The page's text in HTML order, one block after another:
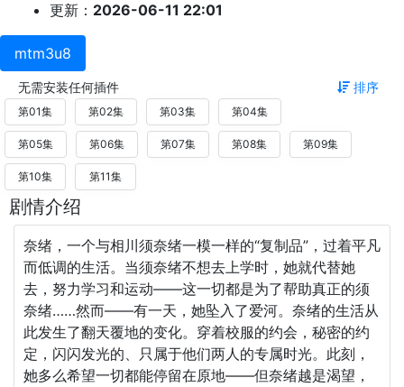
更新： 2026-06-11 22:01
mtm3u8
无需安装任何插件 排序
第01集 第02集 第03集 第04集
第05集 第06集 第07集 第08集 第09集
第10集 第11集
剧情介绍
奈绪，一个与相川须奈绪一模一样的“复制品”，过着平凡
而低调的生活。当须奈绪不想去上学时，她就代替她
去，努力学习和运动——这一切都是为了帮助真正的须
奈绪……然而——有一天，她坠入了爱河。奈绪的生活从
此发生了翻天覆地的变化。穿着校服的约会，秘密的约
定，闪闪发光的、只属于他们两人的专属时光。此刻，
她多么希望一切都能停留在原地——但奈绪越是渴望，